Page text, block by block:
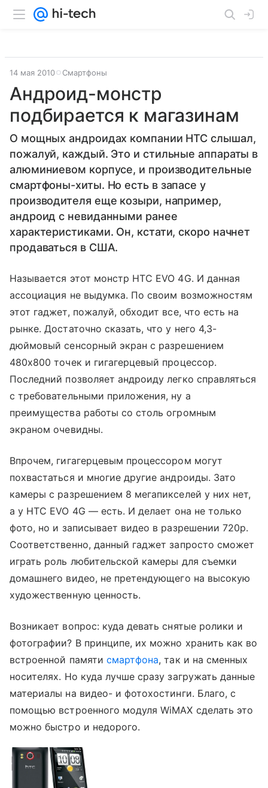
14 мая 2010 Смартфоны
Андроид-монстр
подбирается к магазинам
О мощных андроидах компании НТС слышал,
пожалуй, каждый. Это и стильные аппараты в
алюминиевом корпусе, и производительные
смартфоны-хиты. Но есть в запасе у
производителя еще козыри, например,
андроид с невиданными ранее
характеристиками. Он, кстати, скоро начнет
продаваться в США.
Называется этот монстр HTC EVO 4G. И данная
ассоциация не выдумка. По своим возможностям
этот гаджет, пожалуй, обходит все, что есть на
рынке. Достаточно сказать, что у него 4,3-
дюймовый сенсорный экран с разрешением
480х800 точек и гигагерцевый процессор.
Последний позволяет андроиду легко справляться
с требовательными приложения, ну а
преимущества работы со столь огромным
экраном очевидны.
Впрочем, гигагерцевым процессором могут
похвастаться и многие другие андроиды. Зато
камеры с разрешением 8 мегапикселей у них нет,
а у HTC EVO 4G — есть. И делает она не только
фото, но и записывает видео в разрешении 720р.
Соответственно, данный гаджет запросто сможет
играть роль любительской камеры для съемки
домашнего видео, не претендующего на высокую
художественную ценность.
Возникает вопрос: куда девать снятые ролики и
фотографии? В принципе, их можно хранить как во
встроенной памяти смартфона, так и на сменных
носителях. Но куда лучше сразу загружать данные
материалы на видео- и фотохостинги. Благо, с
помощью встроенного модуля WiMAX сделать это
можно быстро и недорого.